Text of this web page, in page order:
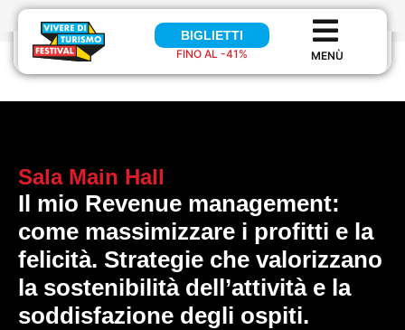
BIGLIETTI
FINO AL 41%
BIGLIETTI
FINO AL -41%
Sala Main Hall
Il mio Revenue management:
come massimizzare i profitti e la
felicità. Strategie che valorizzano
la sostenibilità dell’attività e la
soddisfazione degli ospiti.